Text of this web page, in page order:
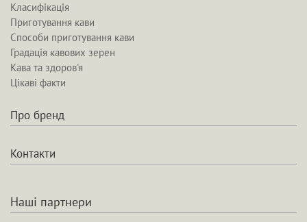
Про бренд
Класифікація
Приготування кави
Способи приготування кави
Градація кавових зерен
Кава та здоров'я
Цікаві факти
Контакти
Наші партнери